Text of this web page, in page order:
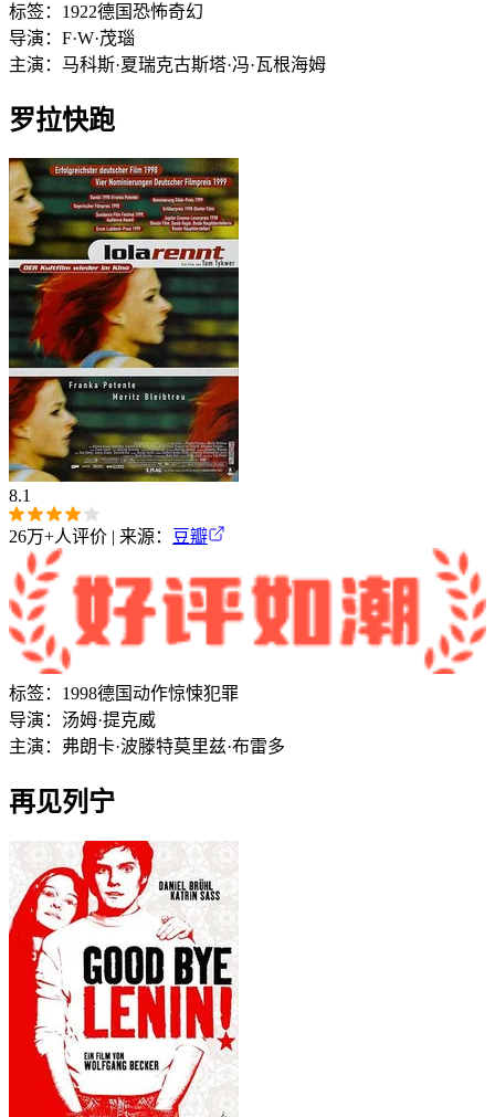
标签： 1922德国恐怖奇幻
导演： F·W·茂瑙
主演： 马科斯·夏瑞克古斯塔·冯·瓦根海姆
罗拉快跑
8.1
26万+人评价 | 来源： 豆瓣
标签： 1998德国动作惊悚犯罪
导演： 汤姆·提克威
主演： 弗朗卡·波滕特莫里兹·布雷多
再见列宁